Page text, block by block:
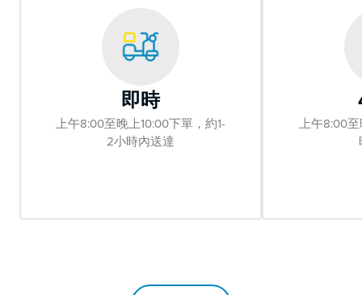
即時
上午8:00至晚上10:00下單，約1-
2小時內送達
上午8:00